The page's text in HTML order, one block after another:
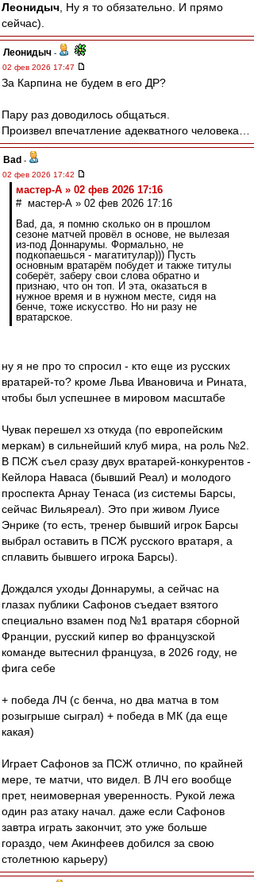
Леонидыч , Ну я то обязательно. И прямо
сейчас).
Леонидыч -
02 фев 2026 17:47
За Карпина не будем в его ДР?
Пару раз доводилось общаться.
Произвел впечатление адекватного человека…
Bad -
02 фев 2026 17:42
мастер-А » 02 фев 2026 17:16
# мастер-А » 02 фев 2026 17:16
Bad, да, я помню сколько он в прошлом
сезоне матчей провёл в основе, не вылезая
из-под Доннарумы. Формально, не
подкопаешься - магатитулар))) Пусть
основным вратарём побудет и также титулы
соберёт, заберу свои слова обратно и
признаю, что он топ. И эта, оказаться в
нужное время и в нужном месте, сидя на
бенче, тоже искусство. Но ни разу не
вратарское.
ну я не про то спросил - кто еще из русских
вратарей-то? кроме Льва Ивановича и Рината,
чтобы был успешнее в мировом масштабе
Чувак перешел хз откуда (по европейским
меркам) в сильнейший клуб мира, на роль №2.
В ПСЖ съел сразу двух вратарей-конкурентов -
Кейлора Наваса (бывший Реал) и молодого
проспекта Арнау Тенаса (из системы Барсы,
сейчас Вильяреал). Это при живом Луисе
Энрике (то есть, тренер бывший игрок Барсы
выбрал оставить в ПСЖ русского вратаря, а
сплавить бывшего игрока Барсы).
Дождался уходы Доннарумы, а сейчас на
глазах публики Сафонов съедает взятого
специально взамен под №1 вратаря сборной
Франции, русский кипер во французской
команде вытеснил француза, в 2026 году, не
фига себе
+ победа ЛЧ (с бенча, но два матча в том
розыгрыше сыграл) + победа в МК (да еще
какая)
Играет Сафонов за ПСЖ отлично, по крайней
мере, те матчи, что видел. В ЛЧ его вообще
прет, неимоверная уверенность. Рукой лежа
один раз атаку начал. даже если Сафонов
завтра играть закончит, это уже больше
гораздо, чем Акинфеев добился за свою
столетнюю карьеру)